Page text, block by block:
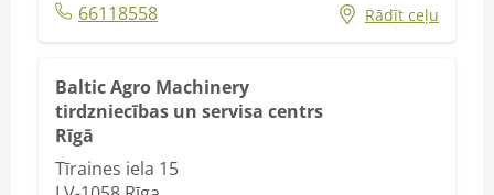
66118558
Rādīt ceļu
Baltic Agro Machinery
tirdzniecības un servisa centrs
Rīgā
Tīraines iela 15